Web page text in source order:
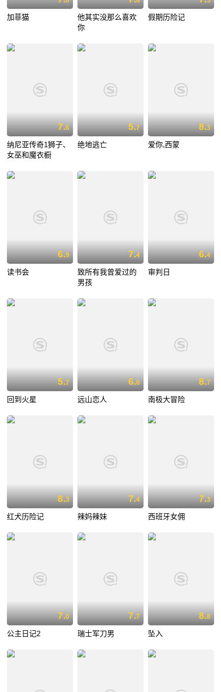
加菲猫
他其实没那么喜欢
你
假期历险记
7.6
纳尼亚传奇1狮子、
女巫和魔衣橱
5.7
绝地逃亡
8.3
爱你,西蒙
6.9
读书会
7.4
致所有我曾爱过的
男孩
6.4
审判日
5.7
回到火星
6.0
远山恋人
8.7
南极大冒险
8.3
红犬历险记
7.4
辣妈辣妹
7.3
西班牙女佣
7.0
公主日记2
7.7
瑞士军刀男
8.8
坠入